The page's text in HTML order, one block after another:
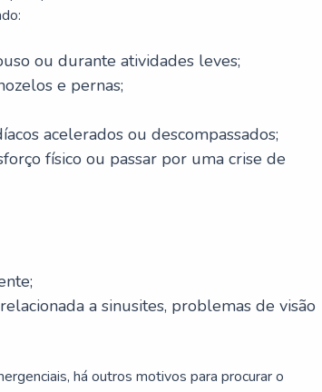
ou durante atividades leves;
e pernas;
acelerados ou descompassados;
físico ou passar por uma crise de
a sinusites, problemas de visão
há outros motivos para procurar o